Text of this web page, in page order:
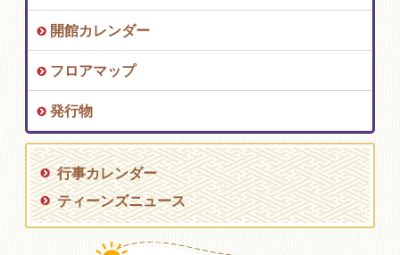
開館カレンダー
フロアマップ
発行物
行事カレンダー
ティーンズニュース